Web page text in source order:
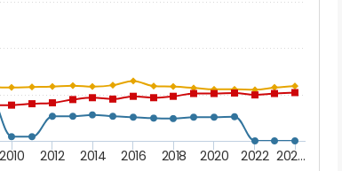
2010 2012 2014 2016 2018 2020 2022 202…